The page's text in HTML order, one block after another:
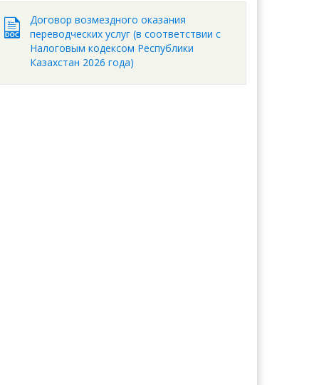
Договор возмездного оказания
переводческих услуг (в соответствии с
Налоговым кодексом Республики
Казахстан 2026 года)